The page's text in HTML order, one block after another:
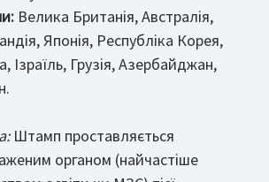
Велика Британія, Австралія,
Японія, Республіка Корея,
Ізраїль, Грузія, Азербайджан,
Штамп проставляється
органом (найчастіше